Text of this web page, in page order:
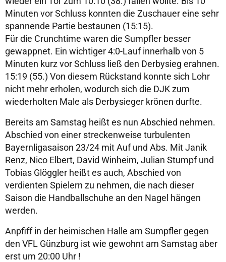
Minuten vor Schluss konnten die Zuschauer eine sehr
spannende Partie bestaunen (15:15).
Für die Crunchtime waren die Sumpfler besser
gewappnet. Ein wichtiger 4:0-Lauf innerhalb von 5
Minuten kurz vor Schluss ließ den Derbysieg erahnen.
15:19 (55.) Von diesem Rückstand konnte sich Lohr
nicht mehr erholen, wodurch sich die DJK zum
wiederholten Male als Derbysieger krönen durfte.
Bereits am Samstag heißt es nun Abschied nehmen.
Abschied von einer streckenweise turbulenten
Bayernligasaison 23/24 mit Auf und Abs. Mit Janik
Renz, Nico Elbert, David Winheim, Julian Stumpf und
Tobias Glöggler heißt es auch, Abschied von
verdienten Spielern zu nehmen, die nach dieser
Saison die Handballschuhe an den Nagel hängen
werden.
Anpfiff in der heimischen Halle am Sumpfler gegen
den VFL Günzburg ist wie gewohnt am Samstag aber
erst um 20:00 Uhr !